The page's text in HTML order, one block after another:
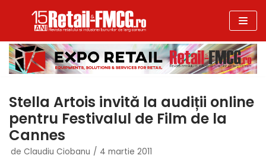
la
conținut
Stella Artois invită la audiții online
pentru Festivalul de Film de la
Cannes
de Claudiu Ciobanu 4 martie 2011